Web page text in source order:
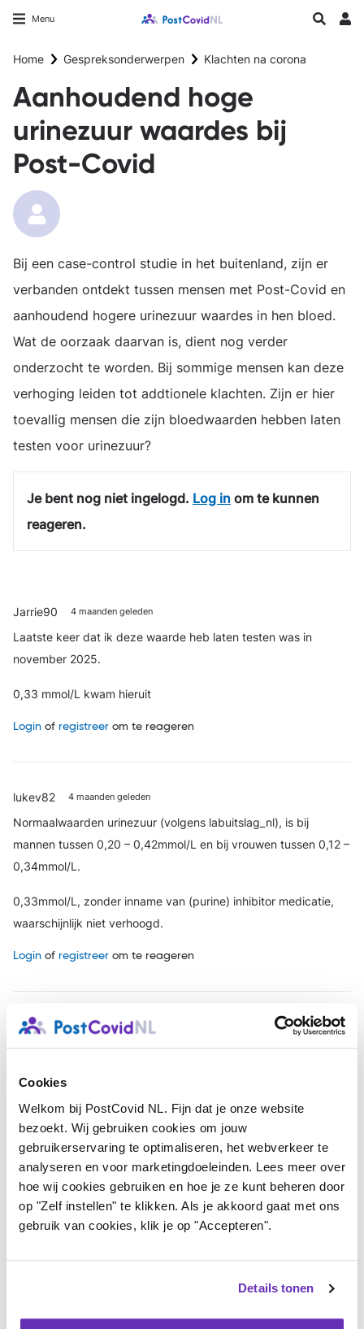
Cookies
Welkom bij PostCovid NL. Fijn dat je onze website
bezoekt. Wij gebruiken cookies om jouw
gebruikerservaring te optimaliseren, het webverkeer te
analyseren en voor marketingdoeleinden. Lees meer over
hoe wij cookies gebruiken en hoe je ze kunt beheren door
op "Zelf instellen" te klikken. Als je akkoord gaat met ons
gebruik van cookies, klik je op "Accepteren".
Details tonen
gaan
Menu Longfonds homepageZoeken
Home Gespreksonderwerpen Klachten na corona
Aanhoudend hoge
urinezuur waardes bij
Post-Covid
Bij een case-control studie in het buitenland, zijn er
verbanden ontdekt tussen mensen met Post-Covid en
aanhoudend hogere urinezuur waardes in hen bloed.
Wat de oorzaak daarvan is, dient nog verder
onderzocht te worden. Bij sommige mensen kan deze
verhoging leiden tot addtionele klachten. Zijn er hier
toevallig mensen die zijn bloedwaarden hebben laten
testen voor urinezuur?
Je bent nog niet ingelogd. Log in om te kunnen
reageren.
Jarrie90 4 maanden geleden
Laatste keer dat ik deze waarde heb laten testen was in
november 2025.
0,33 mmol/L kwam hieruit
Login of registreer om te reageren
lukev82 4 maanden geleden
Normaalwaarden urinezuur (volgens labuitslag_nl), is bij
mannen tussen 0,20 – 0,42mmol/L en bij vrouwen tussen 0,12 –
0,34mmol/L.
0,33mmol/L, zonder inname van (purine) inhibitor medicatie,
waarschijnlijk niet verhoogd.
Login of registreer om te reageren
lukev82 4 maanden geleden
Volgens recent onderzoek, is er bij sommige Post Acuut
tussen ATP (de primaire energiedrager in cellen) en ADP/AMP
(PEM), kan disfunctie in de purinestofwisseling zorgen dat er
een enorme hoeveelheid purine afbraak producten vrij komen
(inosine en hypoxanthine).
wordt afgebroken en niet effectief wordt geregenereerd.
reactie? Daar waarbij een overschot aan AMP